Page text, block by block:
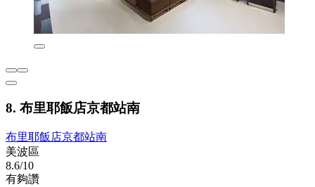
8. 布里耶飯店京都站南
布里耶飯店京都站南
美波區
8.6/10
有夠讚